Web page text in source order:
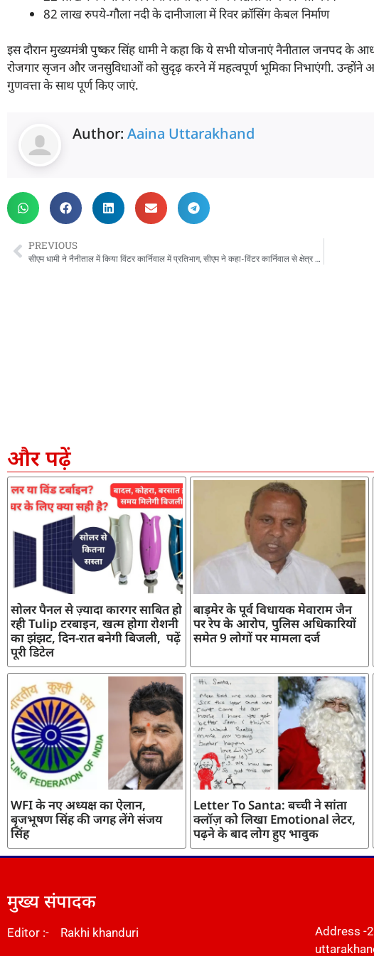
82 लाख रुपये-गौला नदी के दानीजाला में रिवर क्रॉसिंग केबल निर्माण
इस दौरान मुख्यमंत्री पुष्कर सिंह धामी ने कहा कि ये सभी योजनाएं नैनीताल जनपद के
रोजगार सृजन और जनसुविधाओं को सुदृढ़ करने में महत्वपूर्ण भूमिका निभाएंगी. उन्होंने
गुणवत्ता के साथ पूर्ण किए जाएं.
Author: Aaina Uttarakhand
PREVIOUS
सीएम धामी ने नैनीताल में किया विंटर कार्निवाल में प्रतिभाग, सीएम ने कहा-विंटर कार्निवाल से क्षेत्र में बढ़ते पर्यटन को मिलेगी गति
और पढ़ें
सोलर पैनल से ज़्यादा कारगर साबित हो
रही Tulip टरबाइन, खत्म होगा रोशनी
का झंझट, दिन-रात बनेगी बिजली, पढ़ें
पूरी डिटेल
बाड़मेर के पूर्व विधायक मेवाराम जैन
पर रेप के आरोप, पुलिस अधिकारियों
समेत 9 लोगों पर मामला दर्ज
WFI के नए अध्यक्ष का ऐलान,
बृजभूषण सिंह की जगह लेंगे संजय
सिंह
Letter To Santa: बच्ची ने सांता
क्लॉज़ को लिखा Emotional लेटर,
पढ़ने के बाद लोग हुए भावुक
मुख्य संपादक
Editor :- Rakhi khanduri
Address -